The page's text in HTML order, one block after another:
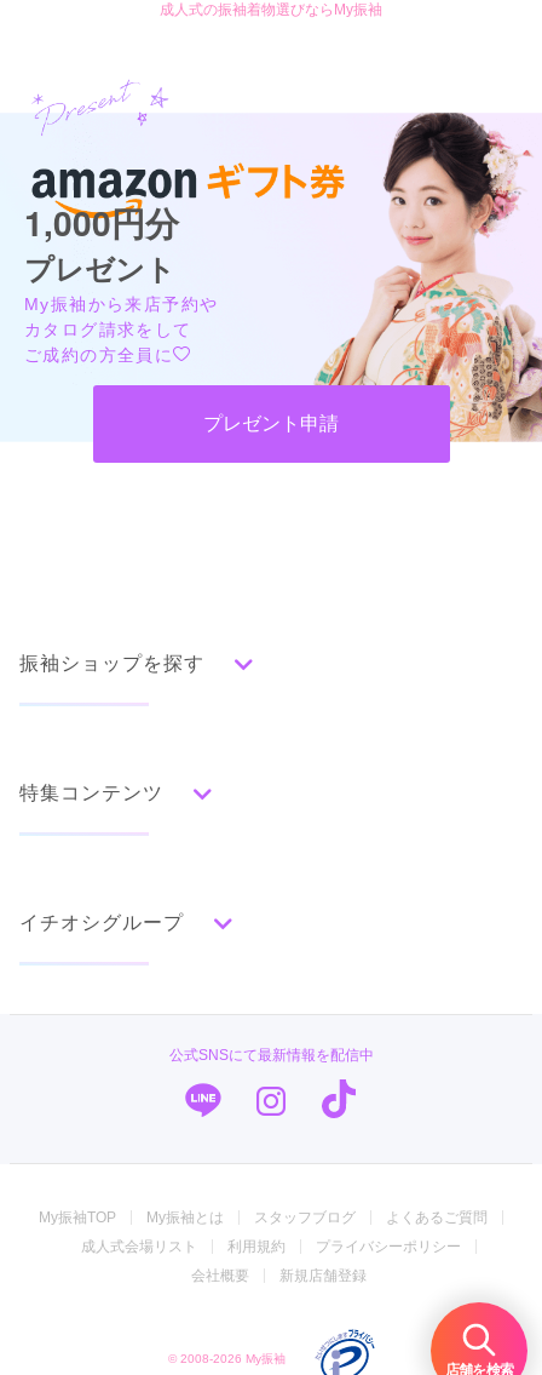
店舗を検索
成人式の振袖着物選びならMy振袖
1,000円分
プレゼント
My振袖から来店予約や
カタログ請求をして
ご成約の方全員に
プレゼント申請
振袖ショップを探す
みんなの振袖ランキングトップ
色別ランキング
グレー
白
エレガント キュート クール
百合
橘 蝶 鶴 松竹梅 扇面 車
華籠
熨斗
宝尽 波 雪輪 雲取り 道長取り
矢絣
縞 その他
口コミから探す
特集コンテンツ
ママ振特集
個性的振袖コーディネート特集
成人式レポート
振袖ブランド特集
イチオシグループ
ジョイフル恵利
振袖専門店 一蔵
振袖館COCOL
公式SNSにて最新情報を配信中
My振袖TOP My振袖とは スタッフブログ
よくあるご質問
成人式会場リスト
利用規約
プライバシーポリシー
会社概要
新規店舗登録
© 2008-2026 My振袖